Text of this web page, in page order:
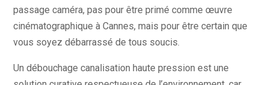
passage caméra, pas pour être primé comme œuvre
cinématographique à Cannes, mais pour être certain que
vous soyez débarrassé de tous soucis.
Un débouchage canalisation haute pression est une